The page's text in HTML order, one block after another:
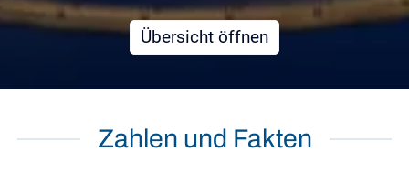
Übersicht öffnen
Zahlen und Fakten